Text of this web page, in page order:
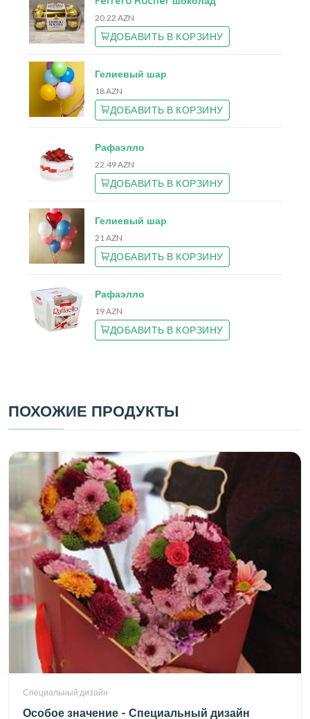
20.22 AZN
ДОБАВИТЬ В КОРЗИНУ
Гелиевый шар
18 AZN
ДОБАВИТЬ В КОРЗИНУ
Рафаэлло
22.49 AZN
ДОБАВИТЬ В КОРЗИНУ
Гелиевый шар
21 AZN
ДОБАВИТЬ В КОРЗИНУ
Рафаэлло
19 AZN
ДОБАВИТЬ В КОРЗИНУ
ПОХОЖИЕ ПРОДУКТЫ
Специальный дизайн
Особое значение - Специальный дизайн